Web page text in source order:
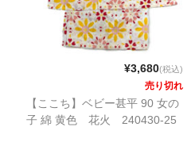
¥3,680(税込)
売り切れ
【ここち】ベビー甚平 90 女の
子 綿 黄色 花火 240430-25